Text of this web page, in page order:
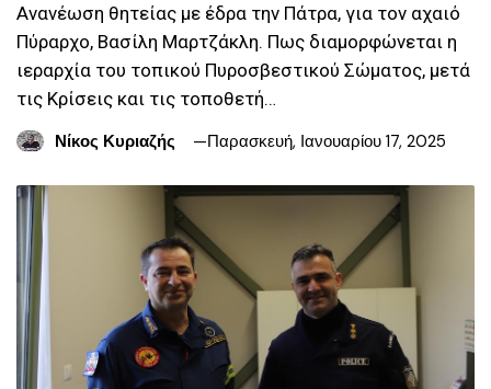
Ανανέωση θητείας με έδρα την Πάτρα, για τον αχαιό
Πύραρχο, Βασίλη Μαρτζάκλη. Πως διαμορφώνεται η
ιεραρχία του τοπικού Πυροσβεστικού Σώματος, μετά
τις Κρίσεις και τις τοποθετή…
Νίκος Κυριαζής
Παρασκευή, Ιανουαρίου 17, 2025